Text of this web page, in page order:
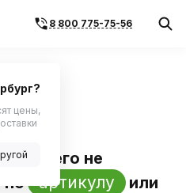
8 800 775-75-56
по VIN
»ничего не
по артикулу
или
цены,